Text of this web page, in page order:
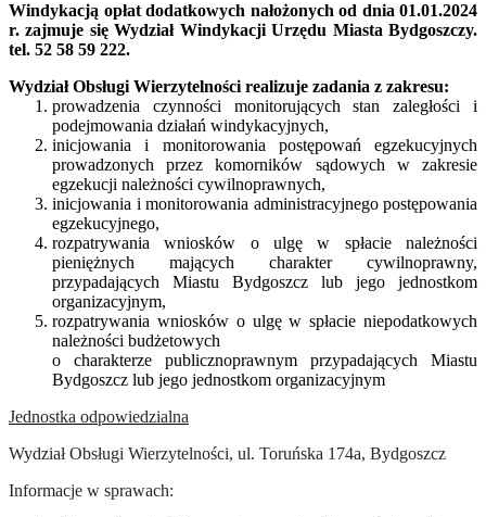
Windykacją opłat dodatkowych nałożonych od dnia 01.01.2024
r. zajmuje się Wydział Windykacji Urzędu Miasta Bydgoszczy.
tel. 52 58 59 222.
Wydział Obsługi Wierzytelności realizuje zadania z zakresu:
prowadzenia czynności monitorujących stan zaległości i
podejmowania działań windykacyjnych,
inicjowania i monitorowania postępowań egzekucyjnych
prowadzonych przez komorników sądowych w zakresie
egzekucji należności cywilnoprawnych,
inicjowania i monitorowania administracyjnego postępowania
egzekucyjnego,
rozpatrywania wniosków o ulgę w spłacie należności
pieniężnych mających charakter cywilnoprawny,
przypadających Miastu Bydgoszcz lub jego jednostkom
organizacyjnym,
rozpatrywania wniosków o ulgę w spłacie niepodatkowych
należności budżetowych
o charakterze publicznoprawnym przypadających Miastu
Bydgoszcz lub jego jednostkom organizacyjnym
Jednostka odpowiedzialna
Wydział Obsługi Wierzytelności, ul. Toruńska 174a, Bydgoszcz
Informacje w sprawach: